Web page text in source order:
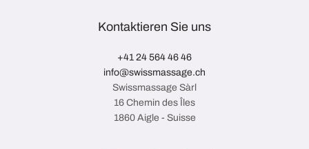
Kontaktieren Sie uns
+41 24 564 46 46
info@swissmassage.ch
Swissmassage Sàrl
16 Chemin des Îles
1860 Aigle - Suisse